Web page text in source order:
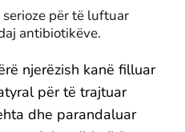
për të luftuar
antibiotikëve.
njerëzish kanë filluar
për të trajtuar
dhe parandaluar